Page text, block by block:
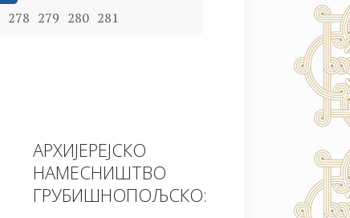
278 279 280 281
АРХИЈЕРЕЈСКО
НАМЕСНИШТВО
ГРУБИШНОПОЉСКО: